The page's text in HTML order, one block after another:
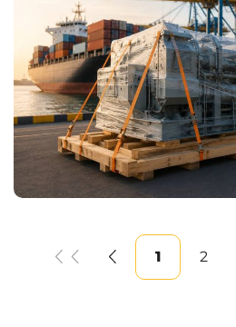
1 2